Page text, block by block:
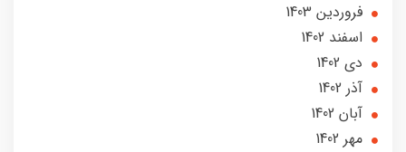
فروردین 1403
اسفند 1402
دی 1402
آذر 1402
آبان 1402
مهر 1402